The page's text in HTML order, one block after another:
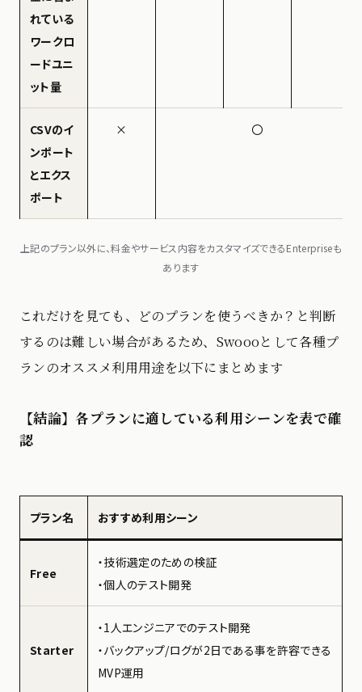
れている
ワークロ
ードユニ
ット量
CSVのイ
ンポート
とエクス
ポート
× 〇
上記のプラン以外に、料金やサービス内容をカスタマイズできるEnterpriseも
あります
これだけを見ても、どのプランを使うべきか？と判断
するのは難しい場合があるため、Swoooとして各種プ
ランのオススメ利用用途を以下にまとめます
【結論】各プランに適している利用シーンを表で確
認
プラン名 おすすめ利用シーン
Free
・技術選定のための検証
・個人のテスト開発
Starter
・1人エンジニアでのテスト開発
・バックアップ/ログが2日である事を許容できる
MVP運用